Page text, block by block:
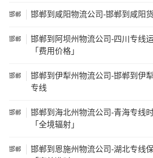
5、经济损失：如果你的包裹在运输过
失。
邯郸 邯郸到咸阳物流公司-邯郸到咸阳
邯郸
邯郸到阿坝州物流公司-四川专线
「费用价格」
邯郸
邯郸到伊犁州物流公司-邯郸到伊
专线
邯郸
邯郸到海北州物流公司-青海专线
「全境辐射」
邯郸
邯郸到恩施州物流公司-湖北专线